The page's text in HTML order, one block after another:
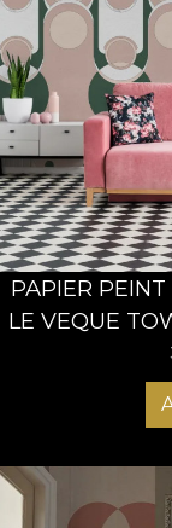
PAPIER
LE VEQUE